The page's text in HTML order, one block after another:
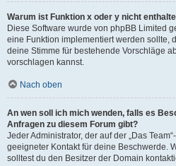
Warum ist Funktion x oder y nicht
Diese Software wurde von phpBB Limited
eine Funktion implementiert werden sollte,
deine Stimme für bestehende Vorschläge
vorschlagen kannst.
Nach oben
An wen soll ich mich wenden, falls es
Anfragen zu diesem Forum gibt?
Jeder Administrator, der auf der „Das
geeigneter Kontakt für deine Beschwerde.
solltest du den Besitzer der Domain